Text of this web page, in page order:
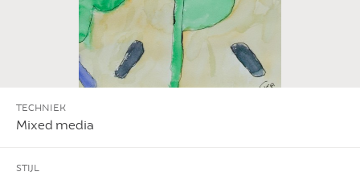
TECHNIEK
Mixed media
STIJL